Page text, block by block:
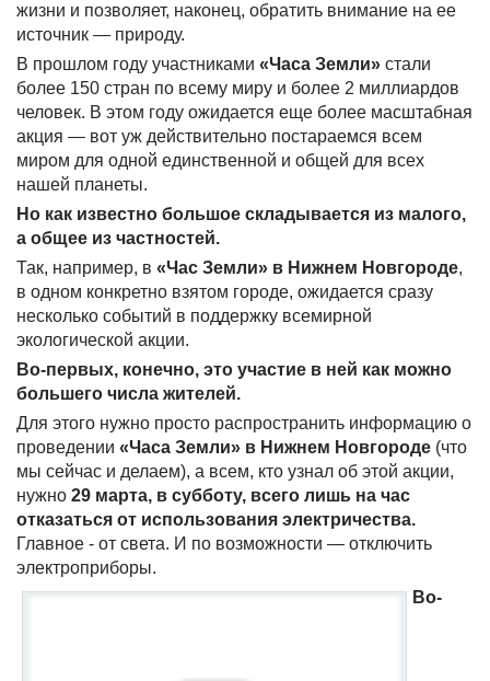
жизни и позволяет, наконец, обратить внимание на ее
источник — природу.
В прошлом году участниками «Часа Земли» стали
более 150 стран по всему миру и более 2 миллиардов
человек. В этом году ожидается еще более масштабная
акция — вот уж действительно постараемся всем
миром для одной единственной и общей для всех
нашей планеты.
Но как известно большое складывается из малого,
а общее из частностей.
Так, например, в «Час Земли» в Нижнем Новгороде,
в одном конкретно взятом городе, ожидается сразу
несколько событий в поддержку всемирной
экологической акции.
Во-первых, конечно, это участие в ней как можно
большего числа жителей.
Для этого нужно просто распространить информацию о
проведении «Часа Земли» в Нижнем Новгороде (что
мы сейчас и делаем), а всем, кто узнал об этой акции,
нужно 29 марта, в субботу, всего лишь на час
отказаться от использования электричества.
Главное - от света. И по возможности — отключить
электроприборы.
Во-